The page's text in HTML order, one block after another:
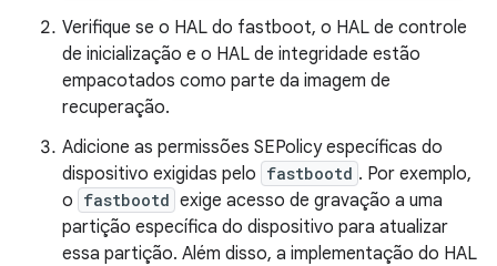
Verifique se o HAL do fastboot, o HAL de controle
de inicialização e o HAL de integridade estão
empacotados como parte da imagem de
recuperação.
Adicione as permissões SEPolicy específicas do
dispositivo exigidas pelo fastbootd . Por exemplo,
o fastbootd exige acesso de gravação a uma
partição específica do dispositivo para atualizar
essa partição. Além disso, a implementação do HAL